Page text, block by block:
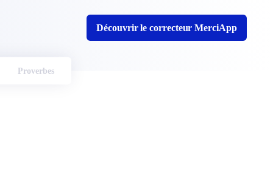
Découvrir le correcteur MerciApp
Proverbes